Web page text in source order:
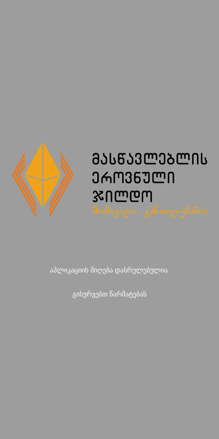
აპლიკაციის მიღება დასრულებულია.
გისურვებთ წარმატებას